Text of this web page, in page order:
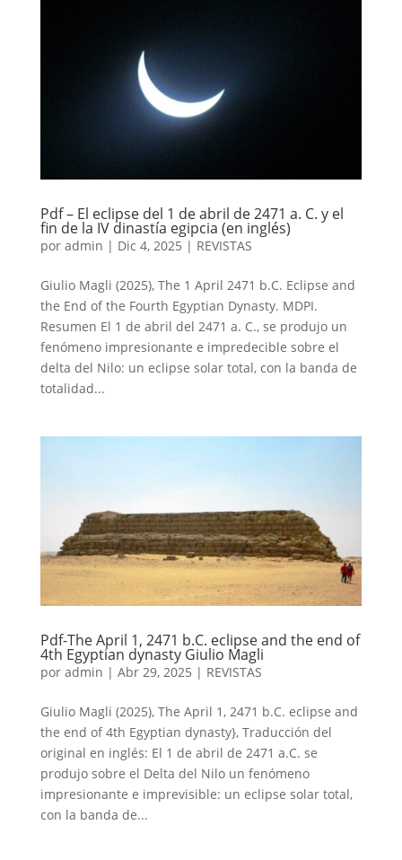
Pdf – El eclipse del 1 de abril de 2471 a. C. y el
fin de la IV dinastía egipcia (en inglés)
por admin | Dic 4, 2025 | REVISTAS
Giulio Magli (2025), The 1 April 2471 b.C. Eclipse and
the End of the Fourth Egyptian Dynasty. MDPI.
Resumen El 1 de abril del 2471 a. C., se produjo un
fenómeno impresionante e impredecible sobre el
delta del Nilo: un eclipse solar total, con la banda de
totalidad...
Pdf-The April 1, 2471 b.C. eclipse and the end of
4th Egyptian dynasty Giulio Magli
por admin | Abr 29, 2025 | REVISTAS
Giulio Magli (2025), The April 1, 2471 b.C. eclipse and
the end of 4th Egyptian dynasty}, Traducción del
original en inglés: El 1 de abril de 2471 a.C. se
produjo sobre el Delta del Nilo un fenómeno
impresionante e imprevisible: un eclipse solar total,
con la banda de...